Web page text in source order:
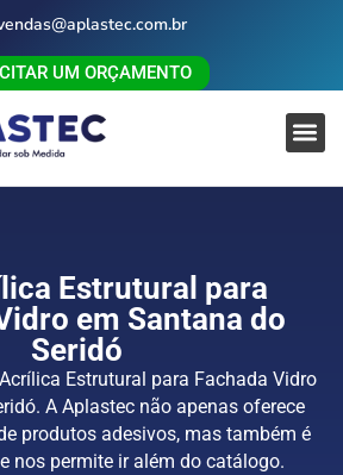
UM ORÇAMENTO
Estrutural para
em Santana do
Seridó
Estrutural para Fachada Vidro
A Aplastec não apenas oferece
produtos adesivos, mas também é
nos permite ir além do catálogo.